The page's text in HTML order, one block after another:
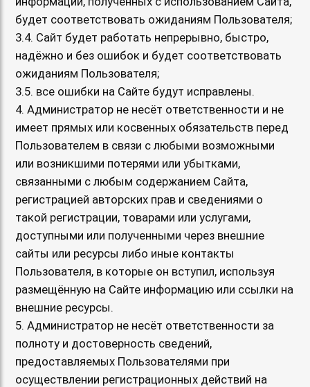
будет соответствовать ожиданиям Пользователя;
3.4. Сайт будет работать непрерывно, быстро,
надёжно и без ошибок и будет соответствовать
ожиданиям Пользователя;
3.5. все ошибки на Сайте будут исправлены.
4. Администратор не несёт ответственности и не
имеет прямых или косвенных обязательств перед
Пользователем в связи с любыми возможными
или возникшими потерями или убытками,
связанными с любым содержанием Сайта,
регистрацией авторских прав и сведениями о
такой регистрации, товарами или услугами,
доступными или полученными через внешние
сайты или ресурсы либо иные контакты
Пользователя, в которые он вступил, используя
размещённую на Сайте информацию или ссылки на
внешние ресурсы.
5. Администратор не несёт ответственности за
полноту и достоверность сведений,
предоставляемых Пользователями при
осуществлении регистрационных действий на